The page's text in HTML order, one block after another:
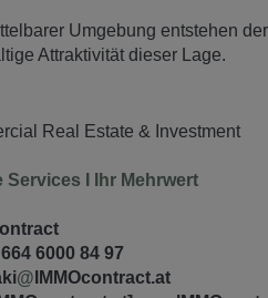
Umgebung entstehen
Attraktivität dieser Lage.
Real Estate & Investment
Services I Ihr Mehrwert
6000 84 97
@ IMMOcontract.at